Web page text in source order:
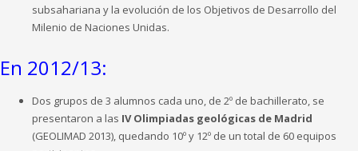
subsahariana y la evolución de los Objetivos de Desarrollo del
Milenio de Naciones Unidas.
En 2012/13:
Dos grupos de 3 alumnos cada uno, de 2º de bachillerato, se
presentaron a las IV Olimpiadas geológicas de Madrid
(GEOLIMAD 2013), quedando 10º y 12º de un total de 60 equipos